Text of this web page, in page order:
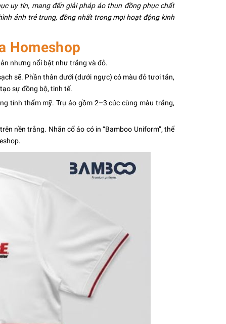
uy tín, mang đến giải pháp áo thun đồng phục chất
ảnh trẻ trung, đồng nhất trong mọi hoạt động kinh
Homeshop
nhưng nổi bật như trắng và đỏ.
sẽ. Phần thân dưới (dưới ngực) có màu đỏ tươi tắn,
sự đồng bộ, tinh tế.
tính thẩm mỹ. Trụ áo gồm 2–3 cúc cùng màu trắng,
nền trắng. Nhãn cổ áo có in “Bamboo Uniform”, thể